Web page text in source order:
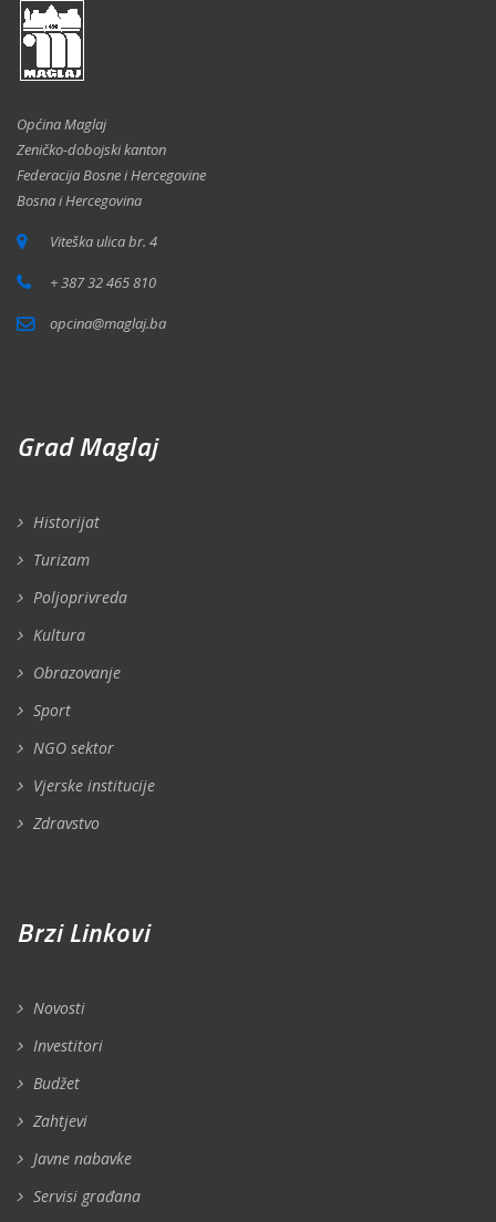
Općina Maglaj
Zeničko-dobojski kanton
Federacija Bosne i Hercegovine
Bosna i Hercegovina
Viteška ulica br. 4
+ 387 32 465 810
opcina@maglaj.ba
Grad Maglaj
Historijat
Turizam
Poljoprivreda
Kultura
Obrazovanje
Sport
NGO sektor
Vjerske institucije
Zdravstvo
Brzi Linkovi
Novosti
Investitori
Budžet
Zahtjevi
Javne nabavke
Servisi građana